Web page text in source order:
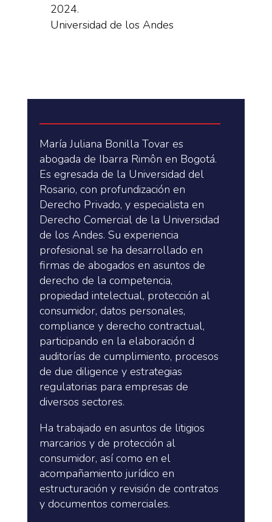
2024.
Universidad de los Andes
María Juliana Bonilla Tovar es
abogada de Ibarra Rimôn en Bogotá.
Es egresada de la Universidad del
Rosario, con profundización en
Derecho Privado, y especialista en
Derecho Comercial de la Universidad
de los Andes. Su experiencia
profesional se ha desarrollado en
firmas de abogados en asuntos de
derecho de la competencia,
propiedad intelectual, protección al
consumidor, datos personales,
compliance y derecho contractual,
participando en la elaboración d
auditorías de cumplimiento, procesos
de due diligence y estrategias
regulatorias para empresas de
diversos sectores.
Ha trabajado en asuntos de litigios
marcarios y de protección al
consumidor, así como en el
acompañamiento jurídico en
estructuración y revisión de contratos
y documentos comerciales.